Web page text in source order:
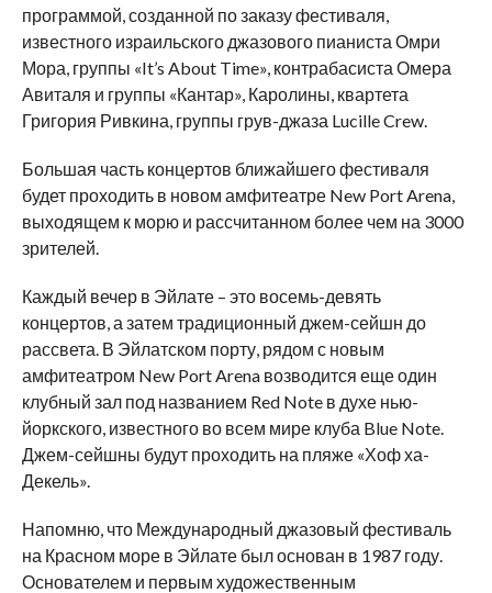
программой, созданной по заказу фестиваля,
известного израильского джазового пианиста Омри
Мора, группы «It’s About Time», контрабасиста Омера
Авиталя и группы «Кантар», Каролины, квартета
Григория Ривкина, группы грув-джаза Lucille Crew.
Большая часть концертов ближайшего фестиваля
будет проходить в новом амфитеатре New Port Arena,
выходящем к морю и рассчитанном более чем на 3000
зрителей.
Каждый вечер в Эйлате – это восемь-девять
концертов, а затем традиционный джем-сейшн до
рассвета. В Эйлатском порту, рядом с новым
амфитеатром New Port Arena возводится еще один
клубный зал под названием Red Note в духе нью-
йоркского, известного во всем мире клуба Blue Note.
Джем-сейшны будут проходить на пляже «Хоф ха-
Декель».
Напомню, что Международный джазовый фестиваль
на Красном море в Эйлате был основан в 1987 году.
Основателем и первым художественным